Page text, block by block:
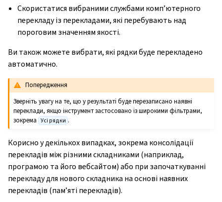
Скористатися вибраними службами комп’ютерного
перекладу із перекладами, які перебувають над
пороговим значенням якості.
Ви також можете вибрати, які рядки буде перекладено
автоматично.
Попередження
Зверніть увагу на те, що у результаті буде перезаписано наявні
переклади, якщо інструмент застосовано із широкими фільтрами,
зокрема Усі рядки .
Корисно у декількох випадках, зокрема консолідації
перекладів між різними складниками (наприклад,
програмою та його вебсайтом) або при започаткуванні
перекладу для нового складника на основі наявних
перекладів (пам’яті перекладів).